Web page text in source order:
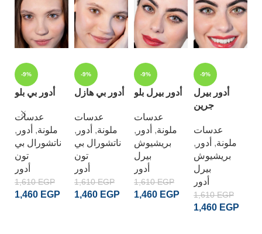
-9%
أدور بي بلو
عدسات
ملونة, أدور ,
ناتشورال بي
تون
أدور
1,610EGP
1,460 EGP
-9%
أدور بي هازل
عدسات
ملونة, أدور ,
ناتشورال بي
تون
أدور
1,610EGP
1,460 EGP
-9%
أدور بيرل بلو
عدسات
ملونة, أدور ,
بريشيوش
بيرل
أدور
1,610EGP
1,460 EGP
-9%
أدور بيرل
جرين
عدسات
ملونة, أدور ,
بريشيوش
بيرل
أدور
1,610EGP
1,460 EGP